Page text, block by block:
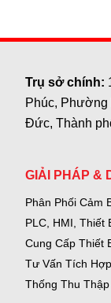
Trụ sở chính:
Phúc,
Đức, Thành
GIẢI PHÁP &
Phân Phối Cảm
PLC, HMI, Thiết
Cung Cấp Thiết
Tư Vấn Tích
Thống Thu